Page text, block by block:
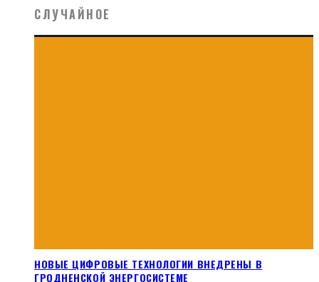
СЛУЧАЙНОЕ
НОВЫЕ ЦИФРОВЫЕ ТЕХНОЛОГИИ ВНЕДРЕНЫ В
ГРОДНЕНСКОЙ ЭНЕРГОСИСТЕМЕ